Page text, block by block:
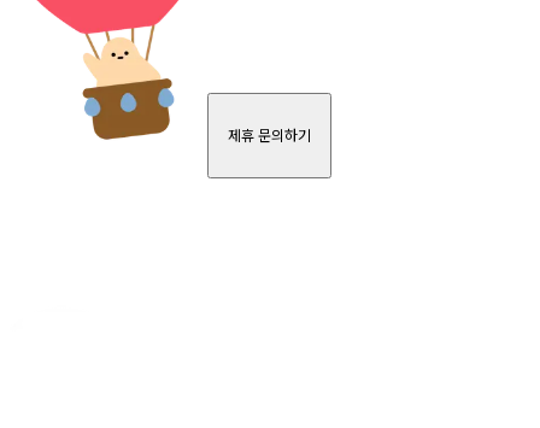
제휴 문의하기